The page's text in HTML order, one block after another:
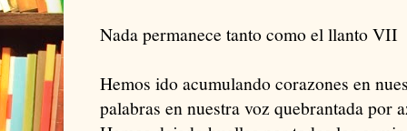
Nada permanece tanto como el llanto VII
Hemos ido acumulando corazones en
palabras en nuestra voz quebrantada por